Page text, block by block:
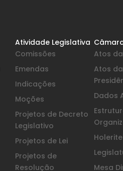
Atividade Legislativa
Comissões
Emendas
Indicações
Moções
Projetos de Decreto
Legislativo
Projetos de Lei
Projetos de
Resolução
Atos
Atos da
Dados
Mesa